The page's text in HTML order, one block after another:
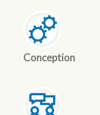
Conception